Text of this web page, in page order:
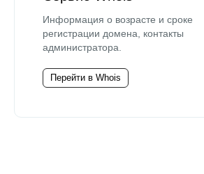
Информация о возрасте и сроке
регистрации домена, контакты
администратора.
Перейти в Whois